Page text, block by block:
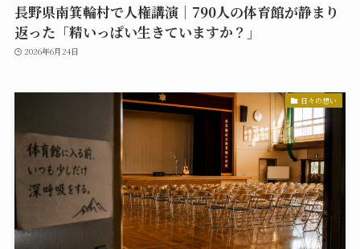
長野県南箕輪村で人権講演｜790人の体育館が静まり
返った「精いっぱい生きていますか？」
2026年6月24日
日々の想い